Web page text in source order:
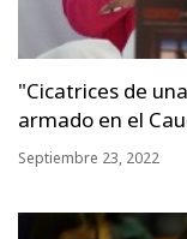
"Cicatrices de
armado en el
Septiembre 23, 2022